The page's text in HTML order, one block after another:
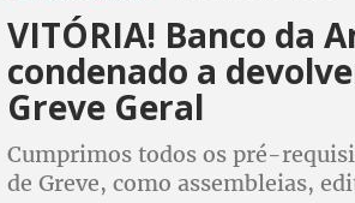
VITÓRIA! Banco da
condenado a
Greve Geral
Cumprimos todos os pré-
de Greve, como assembleias,